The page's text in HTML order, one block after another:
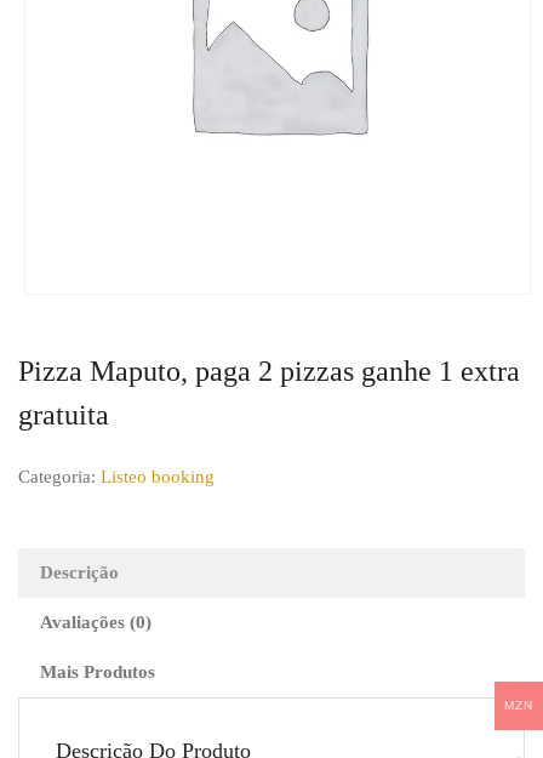
Pizza Maputo, paga 2 pizzas ganhe 1 extra
gratuita
Categoria: Listeo booking
Descrição
Avaliações (0)
Mais Produtos
Descrição Do Produto
MZN